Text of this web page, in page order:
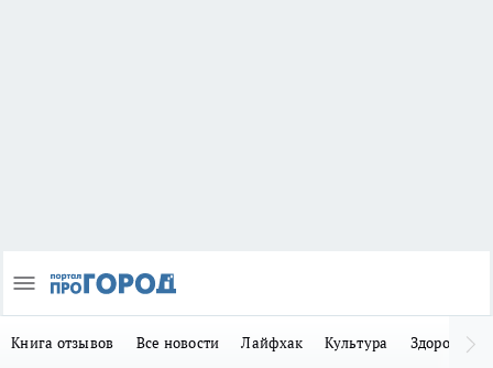
Книга отзывов Все новости Лайфхак Культура Здоровье